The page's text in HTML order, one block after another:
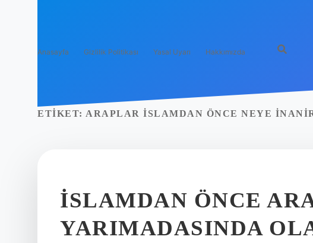
Anasayfa Gizlilik Politikası Yasal Uyarı Hakkımızda
ETIKET: ARAPLAR İSLAMDAN ÖNCE NEYE
İSLAMDAN ÖNCE
YARIMADASINDA